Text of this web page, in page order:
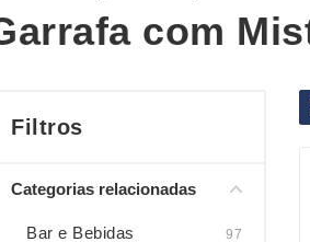
Acessórios para Carros
Bar e Bebidas
Bolsas Térmicas
Brinquedos
Caixas de Som
com
Filtros
Categorias relacionadas
Bar e Bebidas 97